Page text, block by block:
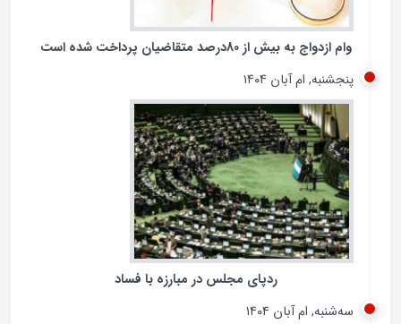
ازدواج به بیش از 80درصد متقاضیان پرداخت شده است
ام آبان ۱۴۰۴
ردپای مجلس در مبارزه با فساد
ام آبان ۱۴۰۴